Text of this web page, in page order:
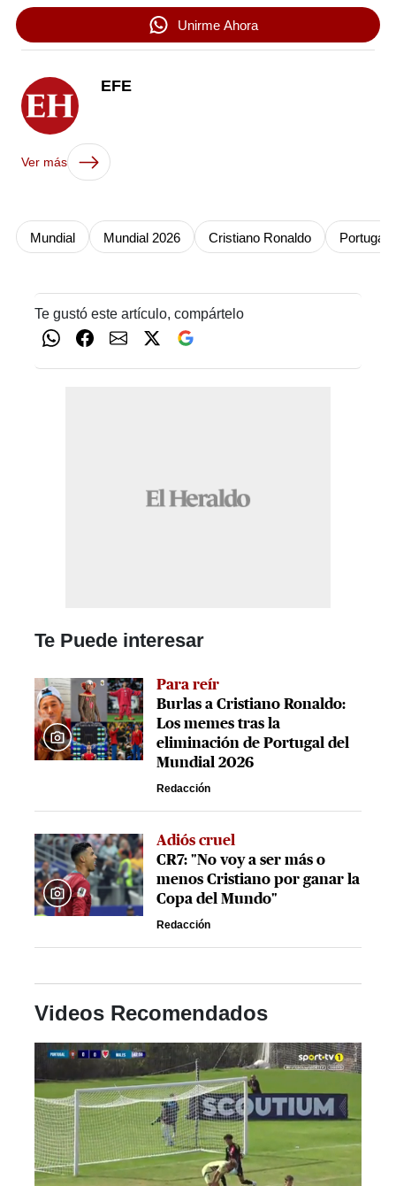
Unirme Ahora
EFE
Ver más
Mundial Mundial 2026 Cristiano Ronaldo Portugal
Te gustó este artículo, compártelo
Te Puede interesar
Para reír
Burlas a Cristiano Ronaldo:
Los memes tras la
eliminación de Portugal del
Mundial 2026
Redacción
Adiós cruel
CR7: "No voy a ser más o
menos Cristiano por ganar la
Copa del Mundo"
Redacción
Videos Recomendados